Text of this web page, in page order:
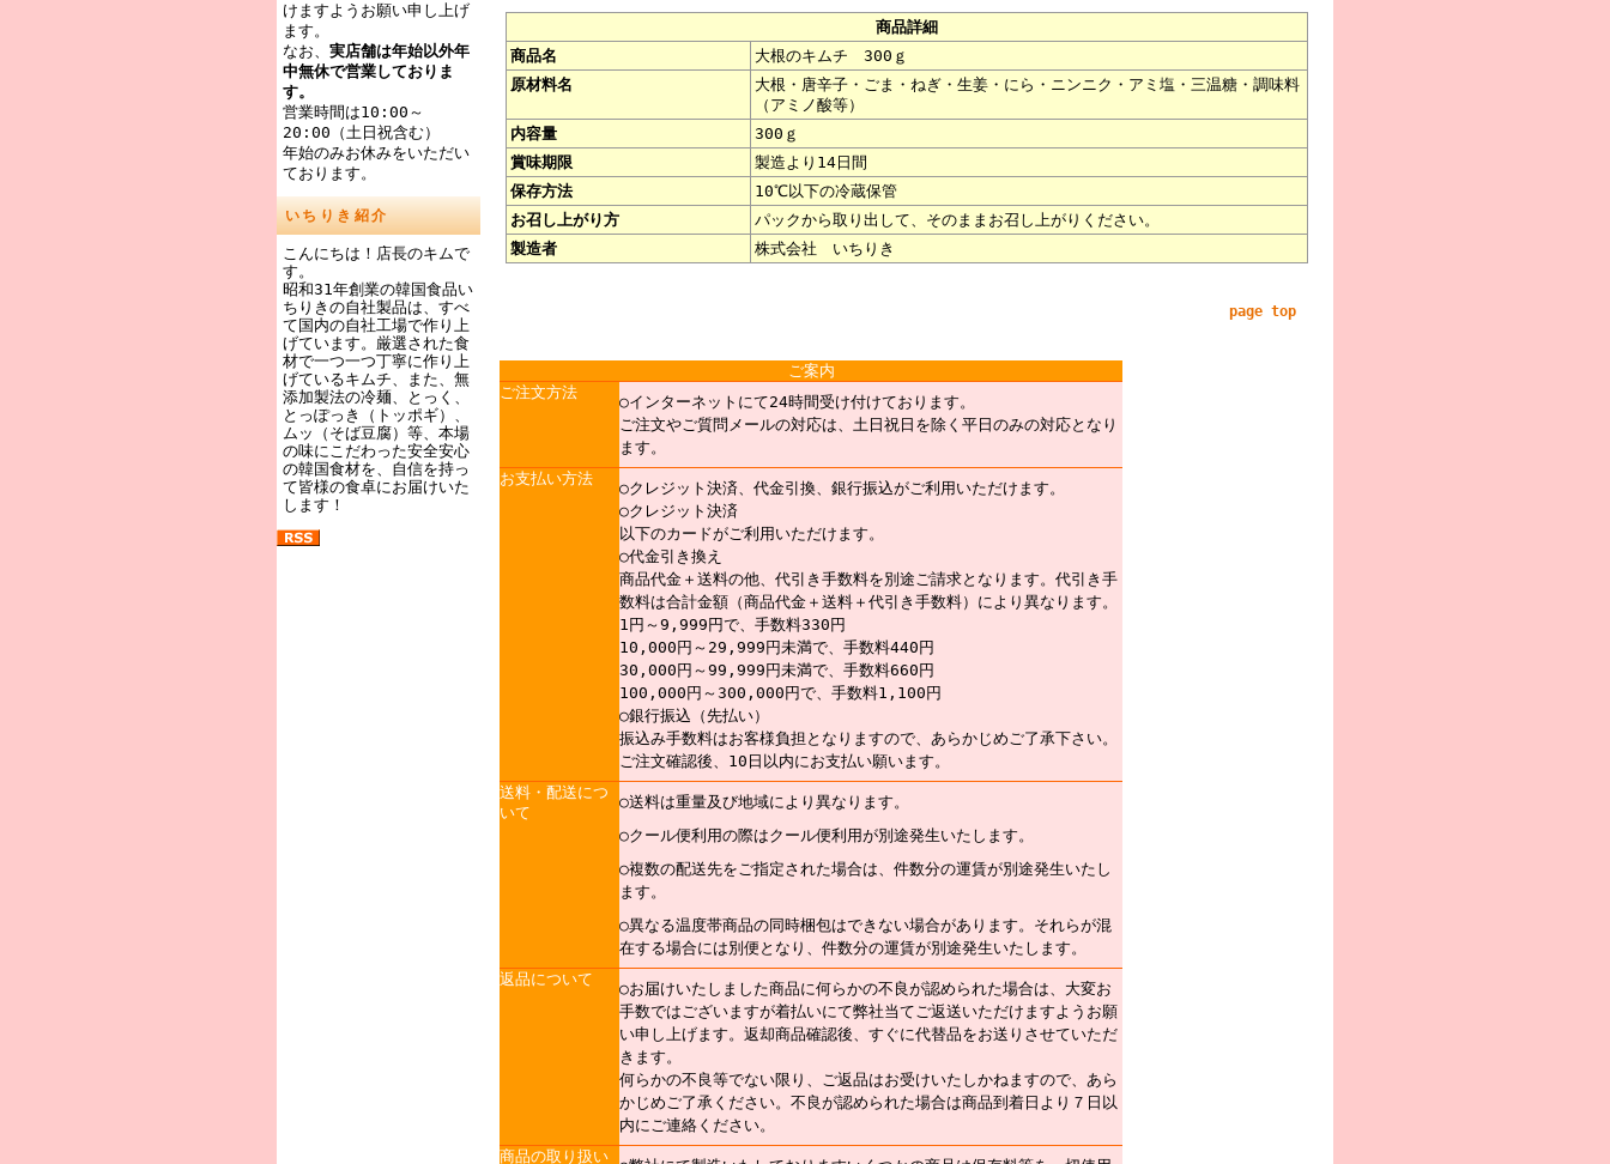
けますようお願い申し上げ
ます。
なお、 実店舗は年始以外年
中無休で営業しておりま
す。
営業時間は10:00～
20:00（土日祝含む）
年始のみお休みをいただい
ております。
いちりき紹介
こんにちは！店長のキムで
す。
昭和31年創業の韓国食品い
ちりきの自社製品は、すべ
て国内の自社工場で作り上
げています。厳選された食
材で一つ一つ丁寧に作り上
げているキムチ、また、無
添加製法の冷麺、とっく、
とっぽっき（トッポギ）、
ムッ（そば豆腐）等、本場
の味にこだわった安全安心
の韓国食材を、自信を持っ
て皆様の食卓にお届けいた
します！
商品詳細
商品名
大根のキムチ 300ｇ
原材料名
大根・唐辛子・ごま・ねぎ・生姜・にら・ニンニク・アミ塩・三温糖・調味料
（アミノ酸等）
内容量
300ｇ
賞味期限
製造より14日間
保存方法
10℃以下の冷蔵保管
お召し上がり方
パックから取り出して、そのままお召し上がりください。
製造者
株式会社 いちりき
page top
ご案内
ご注文方法
○インターネットにて24時間受け付けております。
ご注文やご質問メールの対応は、土日祝日を除く平日のみの対応となり
ます。
お支払い方法
○クレジット決済、代金引換、銀行振込がご利用いただけます。
○クレジット決済
以下のカードがご利用いただけます。
○代金引き換え
商品代金＋送料の他、代引き手数料を別途ご請求となります。代引き手
数料は合計金額（商品代金＋送料＋代引き手数料）により異なります。
1円～9,999円で、手数料330円
10,000円～29,999円未満で、手数料440円
30,000円～99,999円未満で、手数料660円
100,000円～300,000円で、手数料1,100円
○銀行振込（先払い）
振込み手数料はお客様負担となりますので、あらかじめご了承下さい。
ご注文確認後、10日以内にお支払い願います。
送料・配送につ
いて
○送料は重量及び地域により異なります。
○クール便利用の際はクール便利用が別途発生いたします。
○複数の配送先をご指定された場合は、件数分の運賃が別途発生いたし
ます。
○異なる温度帯商品の同時梱包はできない場合があります。それらが混
在する場合には別便となり、件数分の運賃が別途発生いたします。
返品について
○お届けいたしました商品に何らかの不良が認められた場合は、大変お
手数ではございますが着払いにて弊社当てご返送いただけますようお願
い申し上げます。返却商品確認後、すぐに代替品をお送りさせていただ
きます。
何らかの不良等でない限り、ご返品はお受けいたしかねますので、あら
かじめご了承ください。不良が認められた場合は商品到着日より７日以
内にご連絡ください。
商品の取り扱い